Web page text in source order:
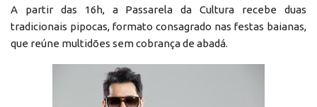
A partir das 16h, a Passarela da Cultura recebe duas
tradicionais pipocas, formato consagrado nas festas baianas,
que reúne multidões sem cobrança de abadá.